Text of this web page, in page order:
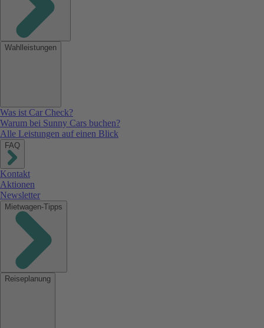
Wahlleistungen
Was ist Car Check?
Warum bei Sunny Cars buchen?
Alle Leistungen auf einen Blick
FAQ
Kontakt
Aktionen
Newsletter
Mietwagen-Tipps
Reiseplanung